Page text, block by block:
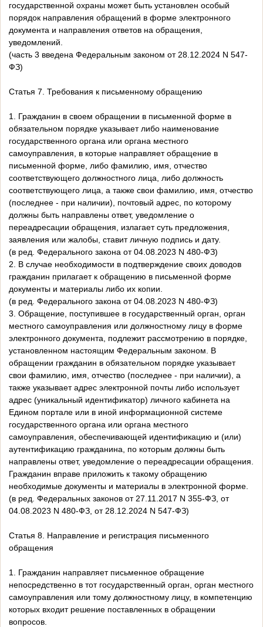
государственной охраны может быть установлен особый
порядок направления обращений в форме электронного
документа и направления ответов на обращения,
уведомлений.
(часть 3 введена Федеральным законом от 28.12.2024 N 547-
ФЗ)
Статья 7. Требования к письменному обращению
1. Гражданин в своем обращении в письменной форме в
обязательном порядке указывает либо наименование
государственного органа или органа местного
самоуправления, в которые направляет обращение в
письменной форме, либо фамилию, имя, отчество
соответствующего должностного лица, либо должность
соответствующего лица, а также свои фамилию, имя, отчество
(последнее - при наличии), почтовый адрес, по которому
должны быть направлены ответ, уведомление о
переадресации обращения, излагает суть предложения,
заявления или жалобы, ставит личную подпись и дату.
(в ред. Федерального закона от 04.08.2023 N 480-ФЗ)
2. В случае необходимости в подтверждение своих доводов
гражданин прилагает к обращению в письменной форме
документы и материалы либо их копии.
(в ред. Федерального закона от 04.08.2023 N 480-ФЗ)
3. Обращение, поступившее в государственный орган, орган
местного самоуправления или должностному лицу в форме
электронного документа, подлежит рассмотрению в порядке,
установленном настоящим Федеральным законом. В
обращении гражданин в обязательном порядке указывает
свои фамилию, имя, отчество (последнее - при наличии), а
также указывает адрес электронной почты либо использует
адрес (уникальный идентификатор) личного кабинета на
Едином портале или в иной информационной системе
государственного органа или органа местного
самоуправления, обеспечивающей идентификацию и (или)
аутентификацию гражданина, по которым должны быть
направлены ответ, уведомление о переадресации обращения.
Гражданин вправе приложить к такому обращению
необходимые документы и материалы в электронной форме.
(в ред. Федеральных законов от 27.11.2017 N 355-ФЗ, от
04.08.2023 N 480-ФЗ, от 28.12.2024 N 547-ФЗ)
Статья 8. Направление и регистрация письменного
обращения
1. Гражданин направляет письменное обращение
непосредственно в тот государственный орган, орган местного
самоуправления или тому должностному лицу, в компетенцию
которых входит решение поставленных в обращении
вопросов.